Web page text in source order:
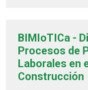
BIMIoTICa -
Procesos de
Laborales en
Construcción